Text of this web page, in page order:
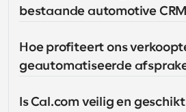
bestaande automotive
Hoe profiteert ons
geautomatiseerde
Is Cal.com veilig en